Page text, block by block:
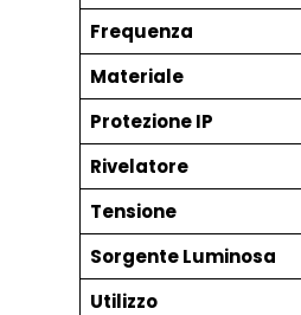
Frequenza
Materiale
Protezione IP
Rivelatore
Tensione
Sorgente Luminosa
Utilizzo